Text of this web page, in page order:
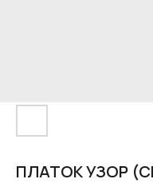
ПЛАТОК УЗОР